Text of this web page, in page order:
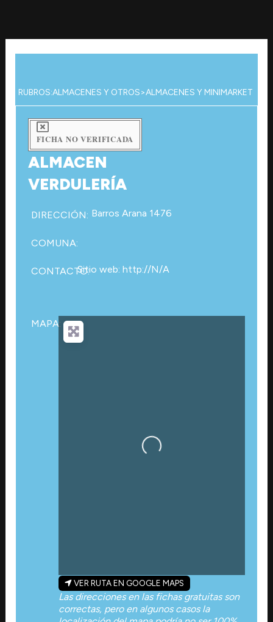
contenido
RUBROS:ALMACENES Y OTROS>ALMACENES Y MINIMARKET
FICHA NO VERIFICADA
ALMACEN
VERDULERÍA
DIRECCIÓN: Barros Arana 1476
COMUNA:
CONTACTO:Sitio web: http://N/A
MAPA:
Cargando…
VER RUTA EN GOOGLE MAPS
Las direcciones en las fichas gratuitas son
correctas, pero en algunos casos la